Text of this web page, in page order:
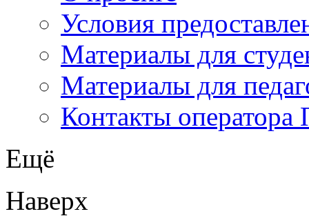
Условия
Материалы для
Материалы для
Контакты оператора
Ещё
Наверх